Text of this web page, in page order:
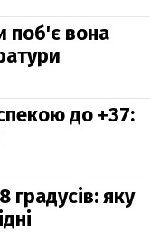
поб'є вона
до +37:
градусів: яку